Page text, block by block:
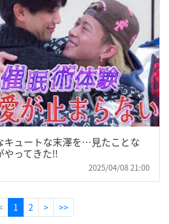
ュートな末澤を…見たことな
やってきた‼️
2025/04/08 21:00
1 (current)
2 > >>